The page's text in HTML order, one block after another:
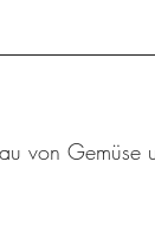
von Gemüse